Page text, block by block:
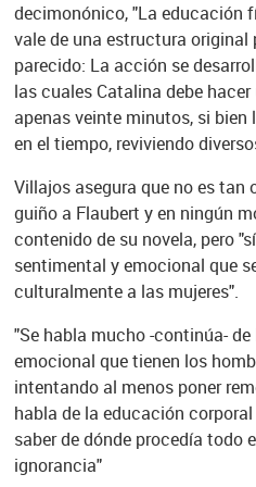
decimonónico, "La educación
vale de una estructura
parecido: La acción se
las cuales Catalina debe
apenas veinte minutos, si
en el tiempo, reviviendo
Villajos asegura que no es tan
guiño a Flaubert y en ningún
contenido de su novela, pero
sentimental y emocional que
culturalmente a las mujeres".
"Se habla mucho -continúa-
emocional que tienen los
intentando al menos poner
habla de la educación
saber de dónde procedía todo
ignorancia"